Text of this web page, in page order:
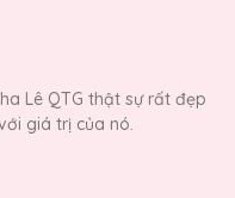
Lê QTG thật sự rất đẹp
giá trị của nó.